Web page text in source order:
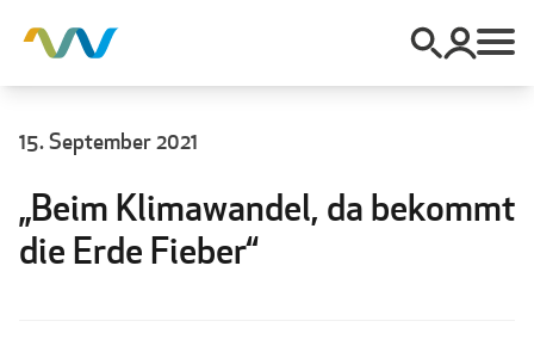
15. September 2021
„Beim Klimawandel, da bekommt
die Erde Fieber“